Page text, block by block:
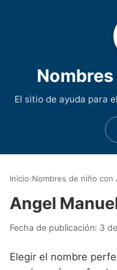
El sitio de ayuda para
Nombres de
Inicio›Nombres de niño con
Angel
Fecha de publicación: 3
Elegir el nombre